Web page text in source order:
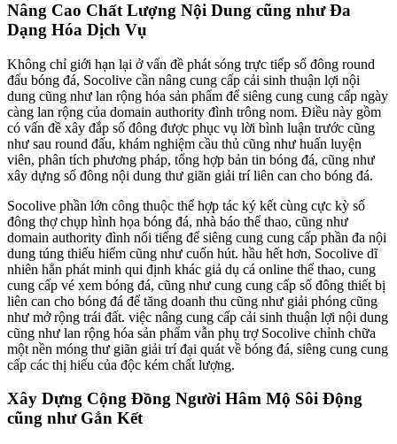
Nâng Cao Chất Lượng Nội Dung cũng như Đa
Dạng Hóa Dịch Vụ
Không chỉ giới hạn lại ở vấn đề phát sóng trực tiếp số đông round
đấu bóng đá, Socolive cần nâng cung cấp cải sinh thuận lợi nội
dung cũng như lan rộng hóa sản phẩm để siêng cung cung cấp ngày
càng lan rộng của domain authority đình trông nom. Điều này gồm
có vấn đề xây đắp số đông được phục vụ lời bình luận trước cũng
như sau round đấu, khám nghiệm cầu thủ cũng như huấn luyện
viên, phân tích phương pháp, tổng hợp bản tin bóng đá, cũng như
xây dựng số đông nội dung thư giãn giải trí liên can cho bóng đá.
Socolive phần lớn công thuộc thể hợp tác ký kết cùng cực kỳ số
đông thợ chụp hình họa bóng đá, nhà báo thể thao, cũng như
domain authority đình nổi tiếng để siêng cung cung cấp phần đa nội
dung túng thiếu hiểm cũng như cuốn hút. hầu hết hơn, Socolive dĩ
nhiên hẳn phát minh qui định khác giả dụ cá online thể thao, cung
cung cấp vé xem bóng đá, cũng như cung cung cấp số đông thiết bị
liên can cho bóng đá để tăng doanh thu cũng như giải phóng cũng
như mở rộng trái đất. việc nâng cung cấp cải sinh thuận lợi nội dung
cũng như lan rộng hóa sản phẩm vẫn phụ trợ Socolive chỉnh chữa
một nền móng thư giãn giải trí đại quát về bóng đá, siêng cung cung
cấp các thị hiếu của độc kém chất lượng.
Xây Dựng Cộng Đồng Người Hâm Mộ Sôi Động
cũng như Gắn Kết